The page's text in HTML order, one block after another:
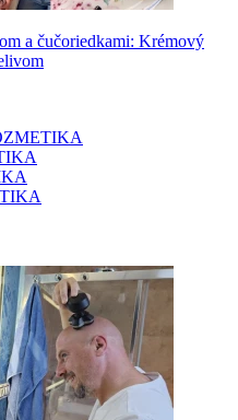
a čučoriedkami: Krémový